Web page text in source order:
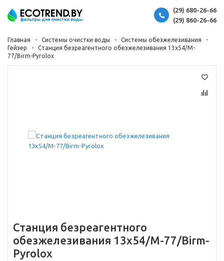
(29) 680-26-66
(29) 860-26-66
Главная Системы очистки воды
Системы обезжелезивания
Гейзер
Станция безреагентного обезжелезивания 13x54/M-
77/Birm-Pyrolox
Станция безреагентного
обезжелезивания 13x54/M-77/Birm-
Pyrolox